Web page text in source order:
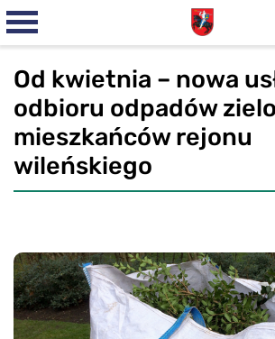
Od kwietnia – nowa
odbioru odpadów
mieszkańców rejonu
wileńskiego